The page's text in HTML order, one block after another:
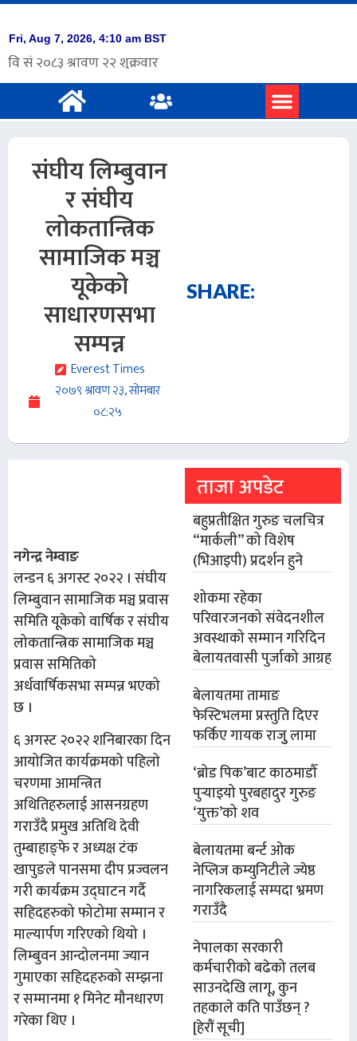
संघीय लिम्बुवान
र संघीय
लोकतान्त्रिक
सामाजिक मञ्च
यूकेको
साधारणसभा
सम्पन्न
Everest Times
२०७९ श्रावण २३, सोमबार
०८:२५
SHARE:
नगेन्द्र नेम्वाङ
लन्डन ६ अगस्ट २०२२ । संघीय
लिम्बुवान सामाजिक मञ्च प्रवास
समिति यूकेको वार्षिक र संघीय
लोकतान्त्रिक सामाजिक मञ्च
प्रवास समितिको
अर्धवार्षिकसभा सम्पन्न भएको
छ ।
६ अगस्ट २०२२ शनिबारका दिन
आयोजित कार्यक्रमको पहिलो
चरणमा आमन्त्रित
अथितिहरुलाई आसनग्रहण
गराउँदै प्रमुख अतिथि देवी
तुम्बाहाङ्फे र अध्यक्ष टंक
खापुङले पानसमा दीप प्रज्वलन
गरी कार्यक्रम उद्घाटन गर्दै
सहिदहरुको फोटोमा सम्मान र
माल्यार्पण गरिएको थियो ।
लिम्बुवन आन्दोलनमा ज्यान
गुमाएका सहिदहरुको सम्झना
र सम्मानमा १ मिनेट मौनधारण
गरेका थिए ।
ताजा अपडेट
बहुप्रतीक्षित गुरुङ चलचित्र
“मार्कली” को विशेष
(भिआइपी) प्रदर्शन हुने
शोकमा रहेका
परिवारजनको संवेदनशील
अवस्थाको सम्मान गरिदिन
बेलायतवासी पुर्जाको आग्रह
बेलायतमा तामाङ
फेस्टिभलमा प्रस्तुति दिएर
फर्किए गायक राजुु लामा
‘ब्रोड पिक’बाट काठमाडौँ
पुर्‍याइयो पुरबहादुर गुरुङ
‘युक्त’को शव
बेलायतमा बर्न्ट ओक
नेप्लिज कम्युनिटीले ज्येष्ठ
नागरिकलाई सम्पदा भ्रमण
गराउँदै
नेपालका सरकारी
कर्मचारीको बढेको तलब
साउनदेखि लागू, कुन
तहकाले कति पाउँछन् ?
[हेरौं सूची]